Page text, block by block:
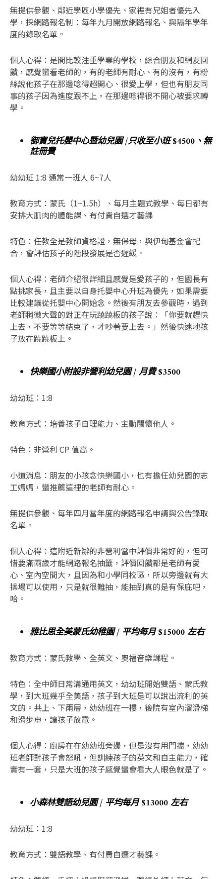
無提供參觀、鄰近學區小學優先、家裡有兄姐者優先入
學，採網路報名制：每年九月開放網路報名、與隔年學年
度的錄取名單。
個人心得：是間比較注重學業的學校，綜合朋友和網友回
饋，感覺蠻看老師的，有的老師有耐心、有的沒有，有粉
絲說他孩子在那邊唸得超開心、很愛上學，但也有朋友同
事的孩子因為進度跟不上，在那邊唸得很不開心被要求轉
學。
御寶兒托嬰中心暨幼兒園 /只收至小班 $4500、無
註冊費
幼幼班 1:8 通常一班人 6~7人
教育方式：蒙氏（1~1.5h）、每月主題式教學、每日都有
安排大肌肉的體能課、有付費自選才藝課
特色：任教全是教師資格證，無保母，與伊甸基金會配
合，會評估孩子的階段發展是否遲緩。
個人心得：老師介紹很詳細且感覺是愛孩子的，但園長有
點挑家長，且主要以自身托嬰中心升班為優先，如果需要
比較建議從托嬰中心開始念。然後有朋友去參觀時，遇到
老師稍微大聲的對正在玩蹺蹺板的孩子說：「你要就趕快
上去，不要等等結束了，才吵著要上去。」然後快速地孩
子放在蹺蹺板上。
快樂國小附設非營利幼兒園 / 月費 $3500
幼幼班：1:8
教育方式：培養孩子自理能力、主動關懷他人。
特色：非營利 CP 值高。
小道消息：朋友的小孩念快樂國小，也有擔任幼兒園的志
工媽媽，蠻推薦這裡的老師有耐心。
無提供參觀、每年四月當年度的網路報名申請與公告錄取
名單。
個人心得：這附近新辦的非營利當中評價非常好的，但可
惜要滿兩歲才能網路報名抽籤，評價回饋都是老師有愛
心、室內空間大，且因為和小學同校區，所以旁邊就有大
操場可以使用，只是就很難抽，能抽到真的是有保庇吧，
哈。
雅比思全美蒙氏幼稚園 / 平均每月 $15000 左右
教育方式：蒙氏教學、全英文、奧福音樂課程。
特色：全中師日常溝通用英文，幼幼班開始雙語、蒙氏教
學，到大班幾乎全美語，孩子到大班是可以說出流利的英
文的。共上、下兩層，幼幼班在一樓，後院有室內溜滑梯
和滑步車，讓孩子放電。
個人心得：廚房在在幼幼班旁邊，但是沒有用門擋，幼幼
班老師對孩子會怒吼，但訓練孩子的英文和自主能力，確
實有一套，只是大班的孩子感覺蠻會看大人眼色就是了。
小森林雙語幼兒園 / 平均每月 $13000 左右
幼幼班：1:8
教育方式：雙語教學、有付費自選才藝課。